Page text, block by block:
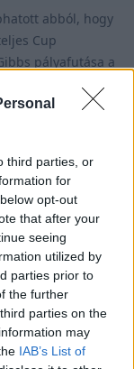
third parties, or
for
opt-out
that after your
seeing
utilized by
parties prior to
the further
parties on the
may
IAB’s List of
abból, hogy
Cup
pályafutása a
de sikerei
hogy versenyzői
élte át
azt
a jobb
azonban az